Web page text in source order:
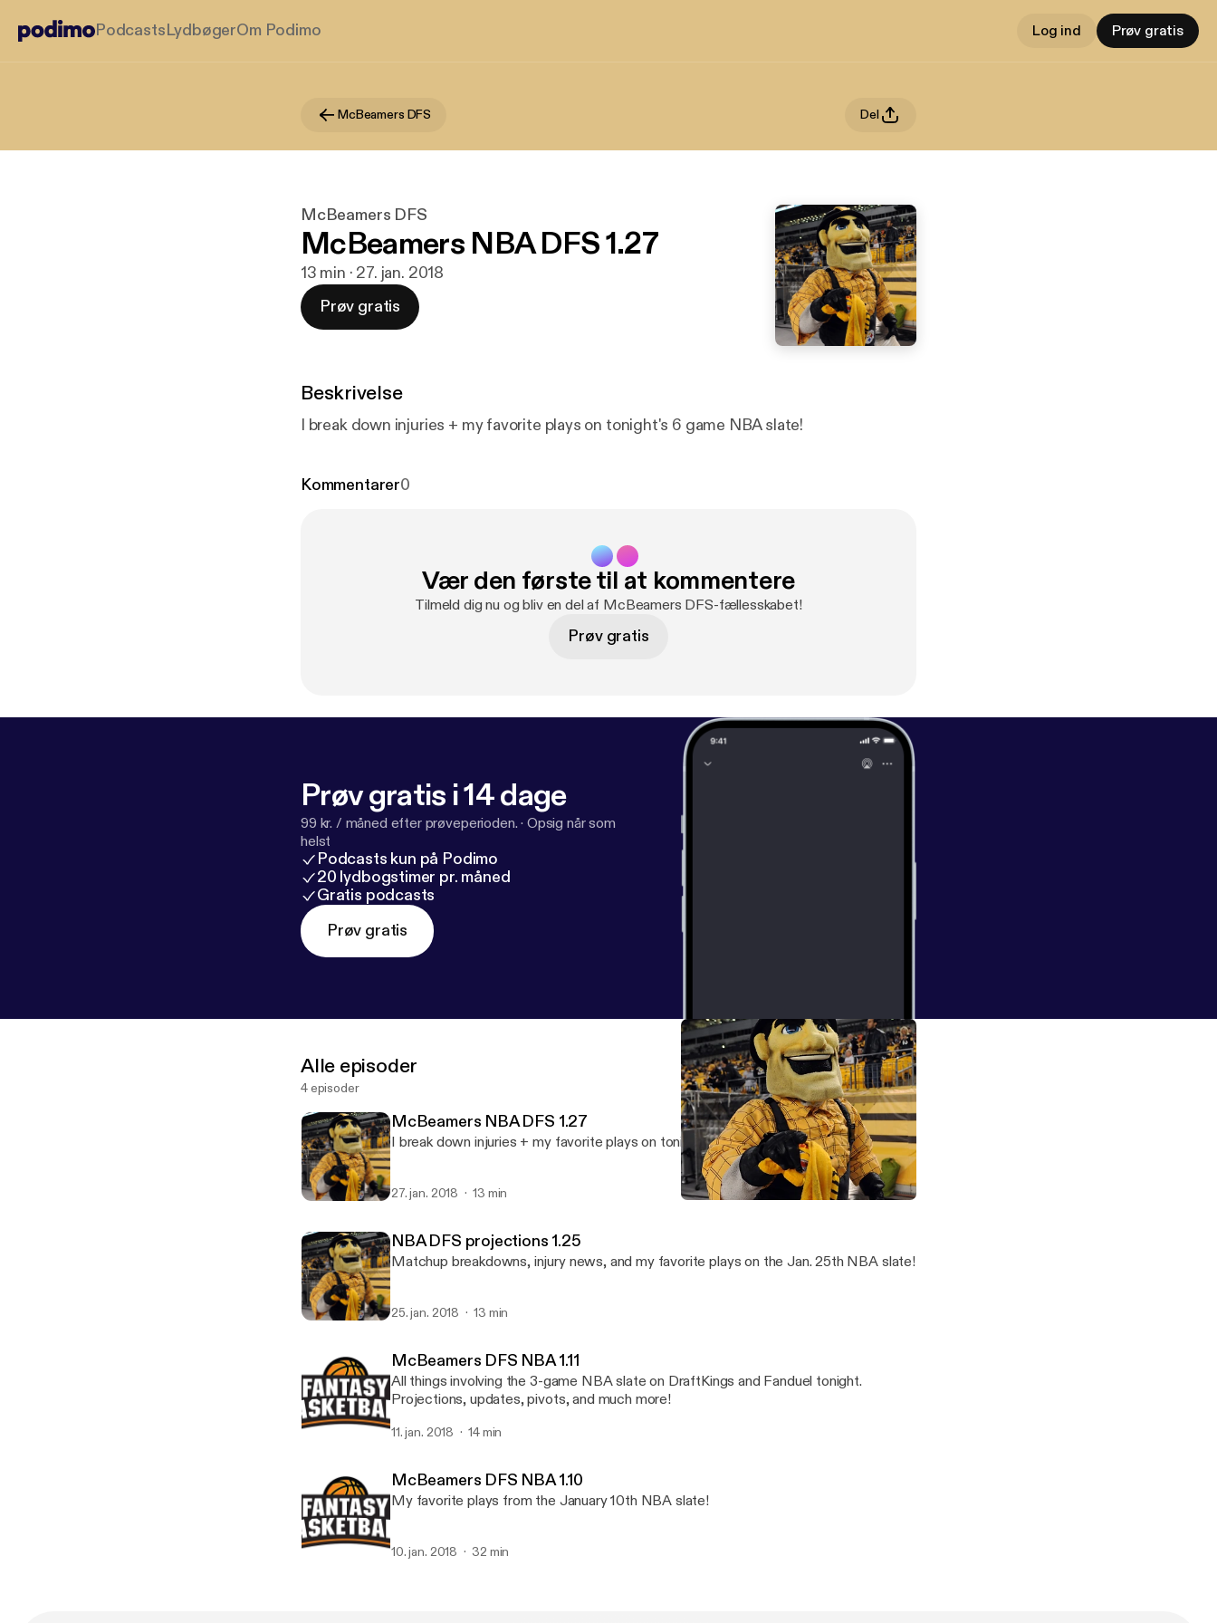
PodcastsLydbøgerOm Podimo Log ind Prøv gratis
McBeamers DFS Del
McBeamers DFS
McBeamers NBA DFS 1.27
13 min · 27. jan. 2018
Prøv gratis
Beskrivelse
I break down injuries + my favorite plays on tonight's 6 game NBA slate!
Kommentarer0
Vær den første til at kommentere
Tilmeld dig nu og bliv en del af McBeamers DFS-fællesskabet!
Prøv gratis
Prøv gratis i 14 dage
99 kr. / måned efter prøveperioden. · Opsig når som
helst
Podcasts kun på Podimo
20 lydbogstimer pr. måned
Gratis podcasts
Prøv gratis
Alle episoder
4 episoder
McBeamers NBA DFS 1.27
I break down injuries + my favorite plays on tonight's 6 game NBA slate!
27. jan. 2018 13 min
NBA DFS projections 1.25
Matchup breakdowns, injury news, and my favorite plays on the Jan. 25th NBA slate!
25. jan. 2018 13 min
McBeamers DFS NBA 1.11
All things involving the 3-game NBA slate on DraftKings and Fanduel tonight.
Projections, updates, pivots, and much more!
11. jan. 2018 14 min
McBeamers DFS NBA 1.10
My favorite plays from the January 10th NBA slate!
10. jan. 2018 32 min